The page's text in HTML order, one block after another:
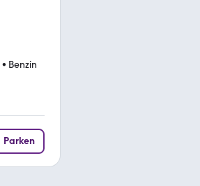
• Benzin
Parken